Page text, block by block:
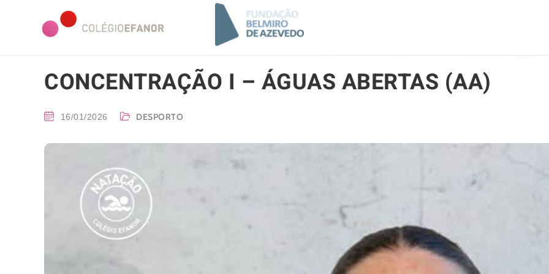
CONCENTRAÇÃO I – ÁGUAS ABERTAS (AA)
16/01/2026 DESPORTO